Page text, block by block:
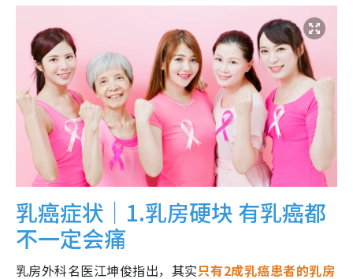
乳癌症状｜1.乳房硬块 有乳癌都
不一定会痛
乳房外科名医江坤俊指出，其实只有2成乳癌患者的乳房